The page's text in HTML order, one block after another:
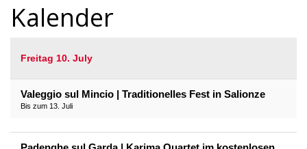
Kalender
Freitag 10. July
Valeggio sul Mincio | Traditionelles Fest in Salionze
Bis zum 13. Juli